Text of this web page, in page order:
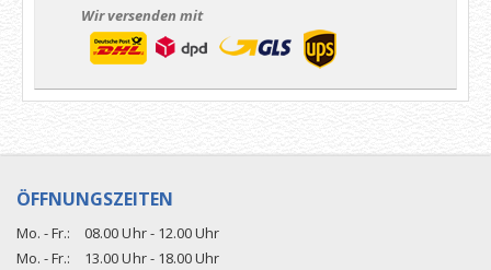
Wir versenden mit
ÖFFNUNGSZEITEN
Mo. - Fr.:
08.00 Uhr - 12.00 Uhr
Mo. - Fr.:
13.00 Uhr - 18.00 Uhr